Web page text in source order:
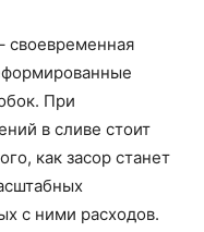
своевременная
При
в сливе стоит
как засор станет
с ними расходов.